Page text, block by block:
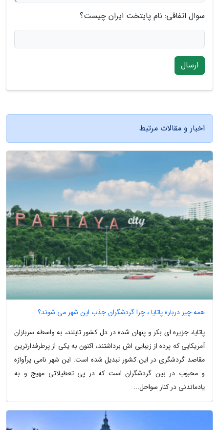
سوال اتفاقی: نام پایتخت ایران چیست؟
ارسال
اخبار و مقالات مرتبط
همه چیز درباره پاتایا ، چرا گردشگران جذب این شهر می شوند؟
پاتایا، جزیره ای بکر و پنهان شده در دل کشور تایلند، به واسطه سربازان
آمریکایی که پرده از زیبایی اش برداشتند، اکنون به یکی از پرطرفدارترین
مقاصد گردشگری در این کشور تبدیل شده است. این شهر نامی پرآوازه
و محبوب در بین گردشگران است که در پی تعطیلاتی مهیج و به
یادماندنی در کنار سواحل...